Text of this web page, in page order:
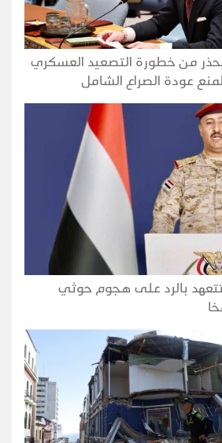
من خطورة التصعيد العسكري
عودة الصراع الشامل
تتعهد بالرد على هجوم حوثي